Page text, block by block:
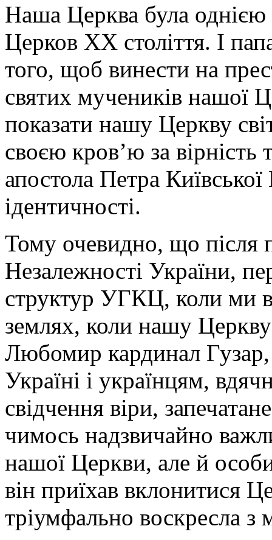
Наша Церква була однією
Церков ХХ століття. І
того, щоб винести на
святих мучеників нашої
показати нашу Церкву
своєю кров’ю за вірність
апостола Петра
ідентичності.
Тому очевидно, що після
Незалежності України,
структур УГКЦ, коли ми
землях, коли нашу
Любомир кардинал Гузар,
Україні і українцям,
свідчення віри,
чимось надзвичайно
нашої Церкви, але й
він приїхав вклонитися
тріумфально воскресла з